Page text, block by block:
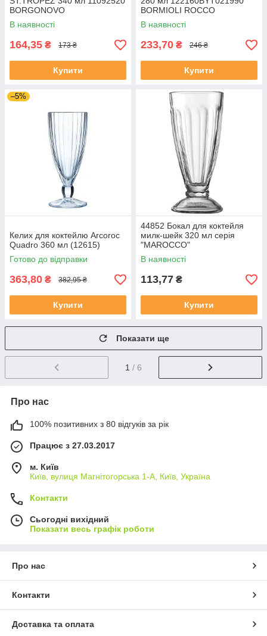
BORGONOVO
В наявності
164,35 ₴ 173 ₴
Купити
BORMIOLI ROCCO
В наявності
233,70 ₴ 246 ₴
Купити
–5%
Келих для коктейлю Arcoroc
Quadro 360 мл (12615)
Готово до відправки
363,80 ₴ 382,95 ₴
Купити
44852 Бокал для коктейля
милк-шейк 320 мл серія
"MAROCCO"
В наявності
113,77 ₴
Купити
Показати ще
1 / 6
Про нас
100% позитивних з 80 відгуків за рік
Працює з 27.03.2017
м. Київ
Київ, вулиця Магнітогорська 1-А, Київ, Україна
Контакти
Сьогодні вихідний
Показати весь графік роботи
Про нас
Контакти
Доставка та оплата